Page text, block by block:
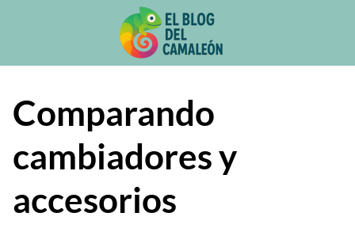
Comparando
cambiadores y
accesorios